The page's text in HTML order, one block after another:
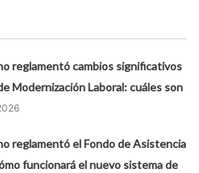
reglamentó cambios significativos
Modernización Laboral: cuáles son
reglamentó el Fondo de Asistencia
funcionará el nuevo sistema de